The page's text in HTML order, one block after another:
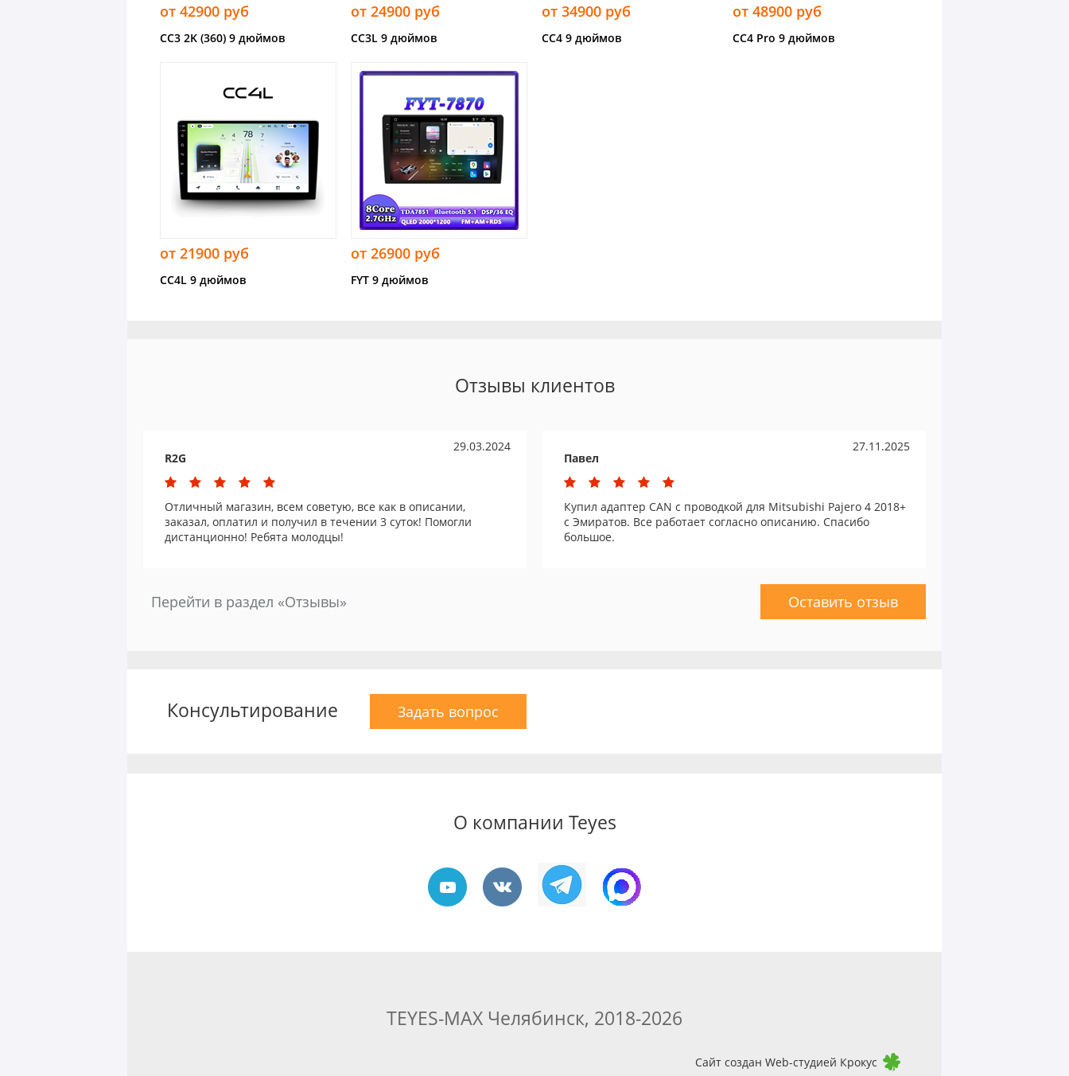
от 42900 руб
CC3 2K (360) 9 дюймов
от 24900 руб
CC3L 9 дюймов
от 34900 руб
CC4 9 дюймов
от 48900 руб
CC4 Pro 9 дюймов
от 21900 руб
CC4L 9 дюймов
от 26900 руб
FYT 9 дюймов
Отзывы клиентов
29.03.2024
R2G
Отличный магазин, всем советую, все как в описании,
заказал, оплатил и получил в течении 3 суток! Помогли
дистанционно! Ребята молодцы!
27.11.2025
Павел
Купил адаптер CAN с проводкой для Mitsubishi Pajero 4 2018+
c Эмиратов. Все работает согласно описанию. Спасибо
большое.
Перейти в раздел «Отзывы» Оставить отзыв
Консультирование Задать вопрос
О компании Teyes
TEYES-MAX Челябинск, 2018-2026
Сайт создан Web-студией Крокус